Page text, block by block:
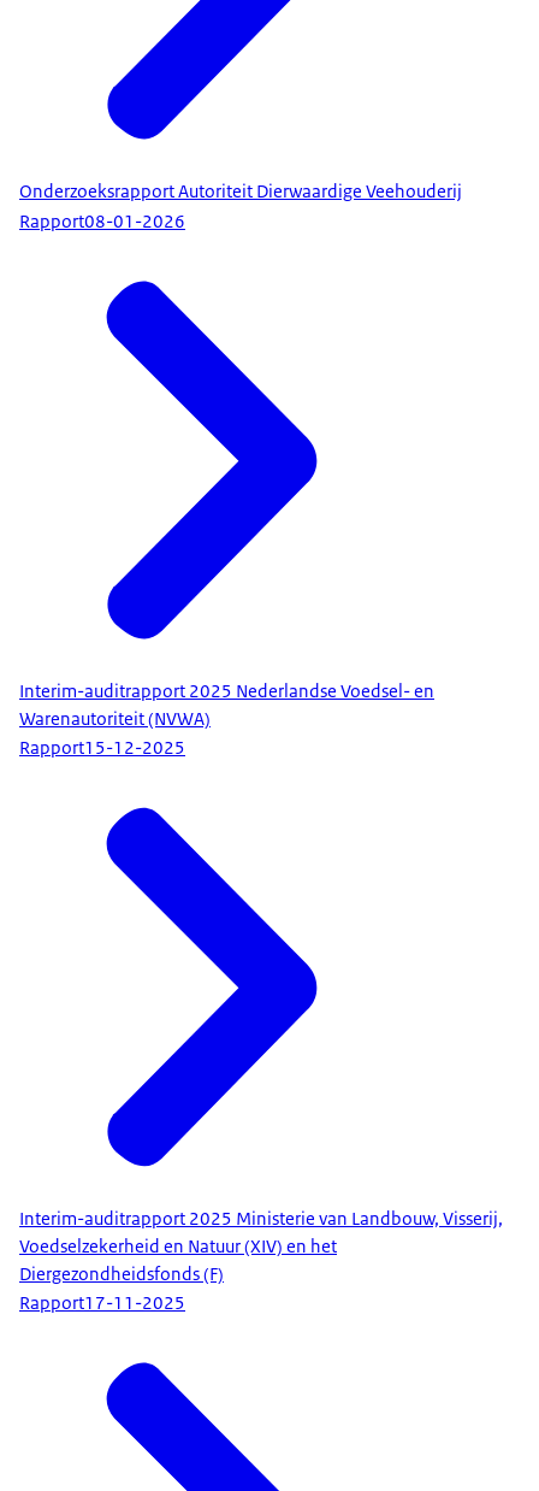
Onderzoeksrapport Autoriteit Dierwaardige Veehouderij
Rapport08-01-2026
Interim-auditrapport 2025 Nederlandse Voedsel- en
Warenautoriteit (NVWA)
Rapport15-12-2025
Interim-auditrapport 2025 Ministerie van Landbouw, Visserij,
Voedselzekerheid en Natuur (XIV) en het
Diergezondheidsfonds (F)
Rapport17-11-2025